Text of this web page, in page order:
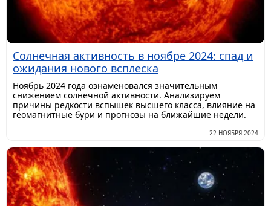
Солнечная активность в ноябре 2024: спад и
ожидания нового всплеска
Ноябрь 2024 года ознаменовался значительным
снижением солнечной активности. Анализируем
причины редкости вспышек высшего класса, влияние на
геомагнитные бури и прогнозы на ближайшие недели.
22 НОЯБРЯ 2024